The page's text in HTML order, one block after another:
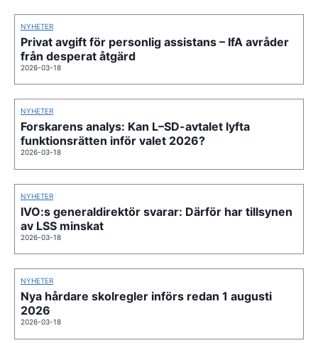
NYHETER
Privat avgift för personlig assistans – IfA avråder
från desperat åtgärd
2026-03-18
NYHETER
Forskarens analys: Kan L–SD-avtalet lyfta
funktionsrätten inför valet 2026?
2026-03-18
NYHETER
IVO:s generaldirektör svarar: Därför har tillsynen
av LSS minskat
2026-03-18
NYHETER
Nya hårdare skolregler införs redan 1 augusti
2026
2026-03-18